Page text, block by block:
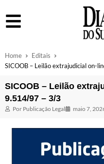
Home
Editais
SICOOB – Leilão extrajudicial on-
SICOOB – Leilão
9.514/97 – 3/3
Por Publicação Legal maio 7,